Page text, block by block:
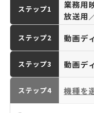
ステップ1
業務用
放送用
カメラ／レンズ
ステップ2 動画デ
ステップ3 動画デ
動画ディスプレイ
ステップ4 機種を